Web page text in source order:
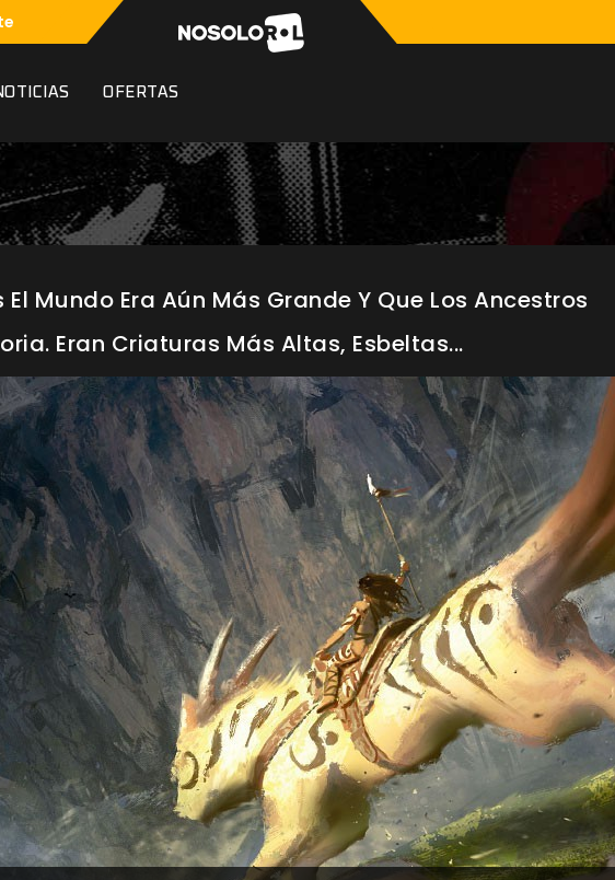
OFERTAS
El Mundo Era Aún Más Grande Y Que Los Ancestros
Eran Criaturas Más Altas, Esbeltas...